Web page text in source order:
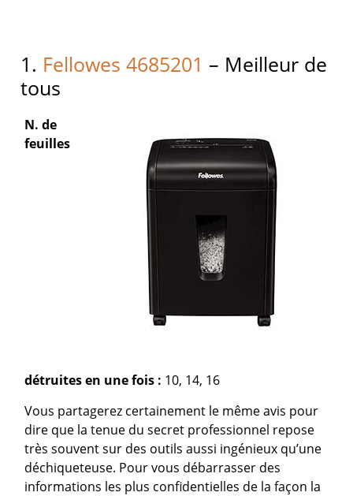
1. Fellowes 4685201 – Meilleur de
tous
N. de
feuilles
détruites en une fois : 10, 14, 16
Vous partagerez certainement le même avis pour
dire que la tenue du secret professionnel repose
très souvent sur des outils aussi ingénieux qu’une
déchiqueteuse. Pour vous débarrasser des
informations les plus confidentielles de la façon la